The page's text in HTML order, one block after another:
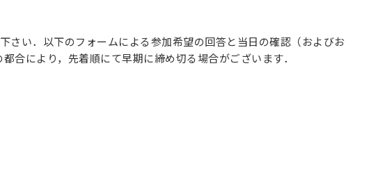
さい．以下のフォームによる参加希望の回答と当日の確認（およびお
合により，先着順にて早期に締め切る場合がございます．